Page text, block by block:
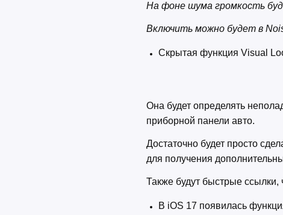
На фоне шума громкость
Включить можно будет в
Скрытая функция Visual
Она будет определять
приборной панели авто.
Достаточно будет просто
для получения
Также будут быстрые
В iOS 17 появилась